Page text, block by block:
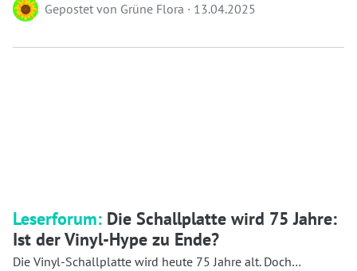
Gepostet von Grüne Flora · 13.04.2025
Leserforum: Die Schallplatte wird 75 Jahre:
Ist der Vinyl-Hype zu Ende?
Die Vinyl-Schallplatte wird heute 75 Jahre alt. Doch